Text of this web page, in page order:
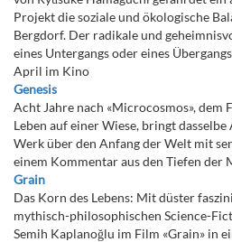
Projekt die soziale und ökologische
Bergdorf. Der radikale und
eines Untergangs oder eines
April im Kino
Genesis
Acht Jahre nach «Microcosmos», dem
Leben auf einer Wiese, bringt dasselbe
Werk über den Anfang der Welt mit
einem Kommentar aus den Tiefen der
Grain
Das Korn des Lebens: Mit düster
mythisch-philosophischen Science-
Semih Kaplanoğlu im Film «Grain» in